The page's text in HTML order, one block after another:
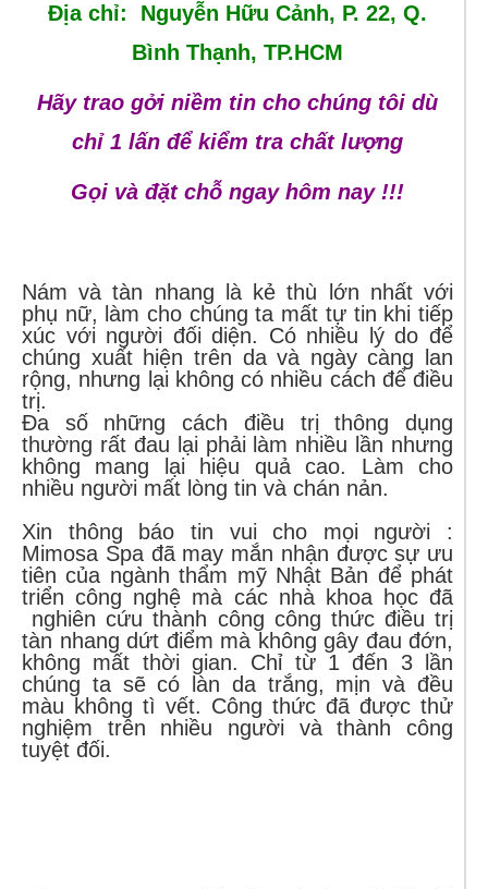
Địa chỉ: Nguyễn Hữu Cảnh, P. 22, Q.
Bình Thạnh, TP.HCM
Hãy trao gởi niềm tin cho chúng tôi dù
chỉ 1 lấn để kiểm tra chất lượng
Gọi và đặt chỗ ngay hôm nay !!!
Nám và tàn nhang là kẻ thù lớn nhất với
phụ nữ, làm cho chúng ta mất tự tin khi tiếp
xúc với người đối diện. Có nhiều lý do để
chúng xuất hiện trên da và ngày càng lan
rộng, nhưng lại không có nhiều cách để điều
trị.
Đa số những cách điều trị thông dụng
thường rất đau lại phải làm nhiều lần nhưng
không mang lại hiệu quả cao. Làm cho
nhiều người mất lòng tin và chán nản.
Xin thông báo tin vui cho mọi người :
Mimosa Spa đã may mắn nhận được sự ưu
tiên của ngành thẩm mỹ Nhật Bản để phát
triển công nghệ mà các nhà khoa học đã
nghiên cứu thành công công thức điều trị
tàn nhang dứt điểm mà không gây đau đớn,
không mất thời gian. Chỉ từ 1 đến 3 lần
chúng ta sẽ có làn da trắng, mịn và đều
màu không tì vết. Công thức đã được thử
nghiệm trên nhiều người và thành công
tuyệt đối.